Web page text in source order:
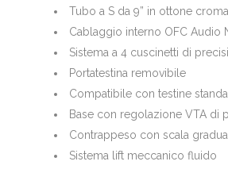
Tubo a S da 9” in ottone
Cablaggio interno OFC Audio
Sistema a 4 cuscinetti di
Portatestina removibile
Compatibile con testine
Base con regolazione VTA di
Contrappeso con scala
Sistema lift meccanico fluido